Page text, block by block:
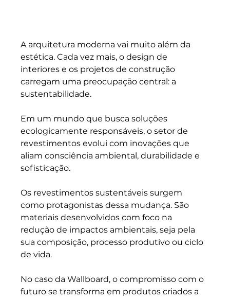
A arquitetura moderna vai muito além da
estética. Cada vez mais, o design de
interiores e os projetos de construção
carregam uma preocupação central: a
sustentabilidade.
Em um mundo que busca soluções
ecologicamente responsáveis, o setor de
revestimentos evolui com inovações que
aliam consciência ambiental, durabilidade e
sofisticação.
Os revestimentos sustentáveis surgem
como protagonistas dessa mudança. São
materiais desenvolvidos com foco na
redução de impactos ambientais, seja pela
sua composição, processo produtivo ou ciclo
de vida.
No caso da Wallboard, o compromisso com o
futuro se transforma em produtos criados a